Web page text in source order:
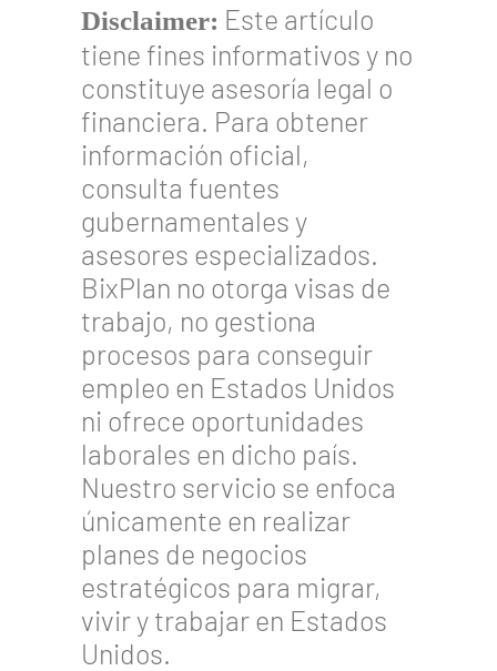
Disclaimer: Este artículo
tiene fines informativos y no
constituye asesoría legal o
financiera. Para obtener
información oficial,
consulta fuentes
gubernamentales y
asesores especializados.
BixPlan no otorga visas de
trabajo, no gestiona
procesos para conseguir
empleo en Estados Unidos
ni ofrece oportunidades
laborales en dicho país.
Nuestro servicio se enfoca
únicamente en realizar
planes de negocios
estratégicos para migrar,
vivir y trabajar en Estados
Unidos.